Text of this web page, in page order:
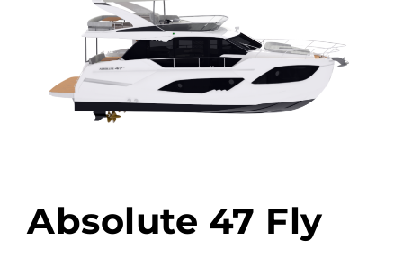
Absolute 47 Fly